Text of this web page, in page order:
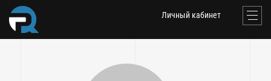
Личный кабинет